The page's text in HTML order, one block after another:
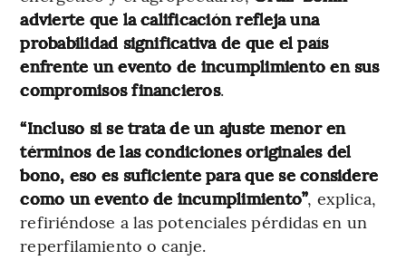
advierte que la calificación refleja una
probabilidad significativa de que el país
enfrente un evento de incumplimiento en sus
compromisos financieros.
“Incluso si se trata de un ajuste menor en
términos de las condiciones originales del
bono, eso es suficiente para que se considere
como un evento de incumplimiento”, explica,
refiriéndose a las potenciales pérdidas en un
reperfilamiento o canje.